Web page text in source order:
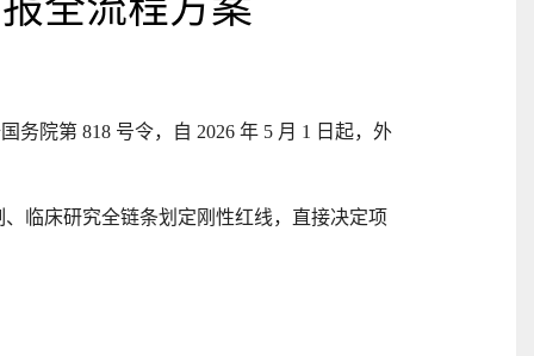
务院第 818 号令，自 2026 年 5 月 1 日起，外
临床研究全链条划定刚性红线，直接决定项